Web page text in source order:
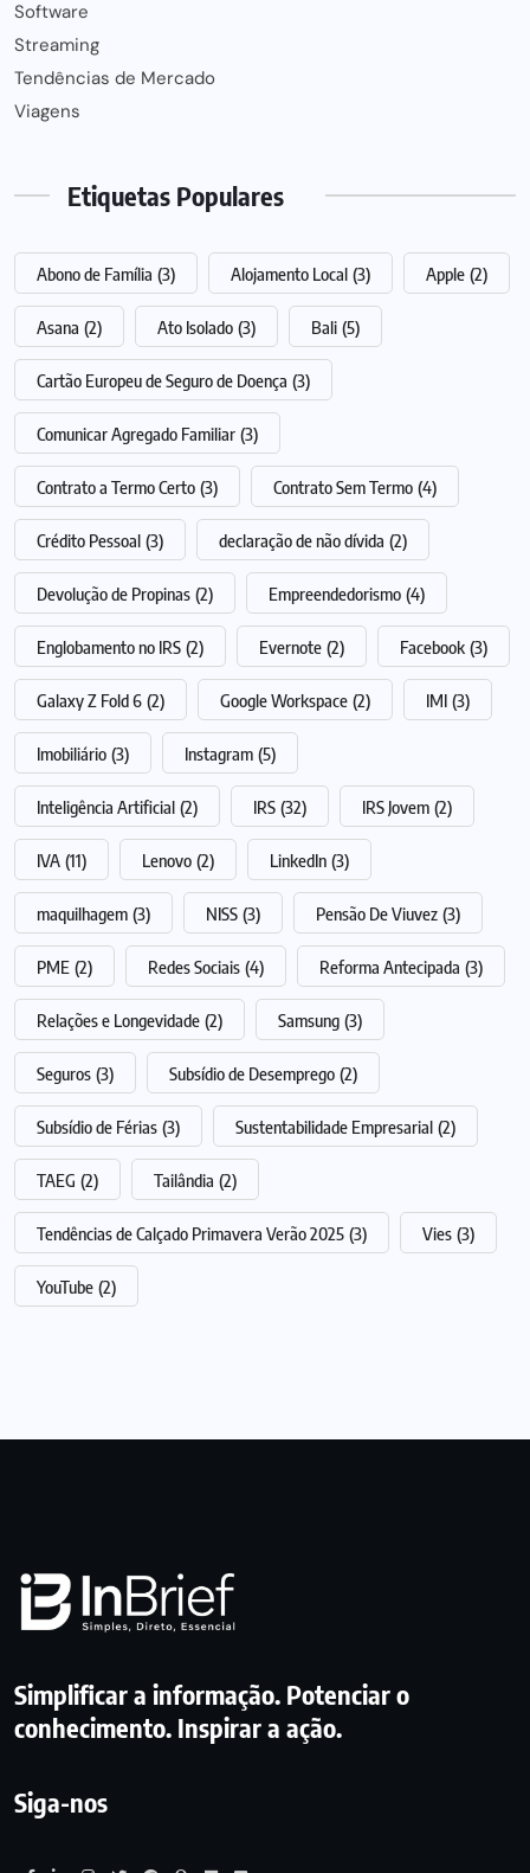
Software
Streaming
Tendências de Mercado
Viagens
Etiquetas Populares
Abono de Família (3) Alojamento Local (3) Apple (2)
Asana (2) Ato Isolado (3) Bali (5)
Cartão Europeu de Seguro de Doença (3)
Comunicar Agregado Familiar (3)
Contrato a Termo Certo (3) Contrato Sem Termo (4)
Crédito Pessoal (3) declaração de não dívida (2)
Devolução de Propinas (2) Empreendedorismo (4)
Englobamento no IRS (2) Evernote (2) Facebook (3)
Galaxy Z Fold 6 (2) Google Workspace (2) IMI (3)
Imobiliário (3) Instagram (5)
Inteligência Artificial (2) IRS (32) IRS Jovem (2)
IVA (11) Lenovo (2) LinkedIn (3)
maquilhagem (3) NISS (3) Pensão De Viuvez (3)
PME (2) Redes Sociais (4) Reforma Antecipada (3)
Relações e Longevidade (2) Samsung (3)
Seguros (3) Subsídio de Desemprego (2)
Subsídio de Férias (3) Sustentabilidade Empresarial (2)
TAEG (2) Tailândia (2)
Tendências de Calçado Primavera Verão 2025 (3) Vies (3)
YouTube (2)
Simplificar a informação. Potenciar o
conhecimento. Inspirar a ação.
Siga-nos